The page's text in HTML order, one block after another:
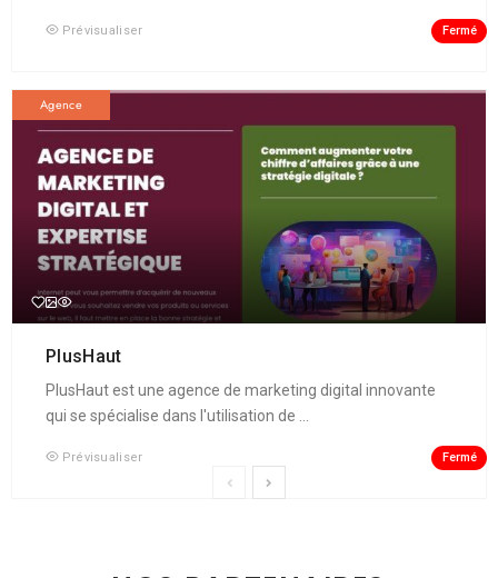
Prévisualiser Fermé
Agence
PlusHaut
PlusHaut est une agence de marketing digital innovante
qui se spécialise dans l'utilisation de ...
Prévisualiser Fermé